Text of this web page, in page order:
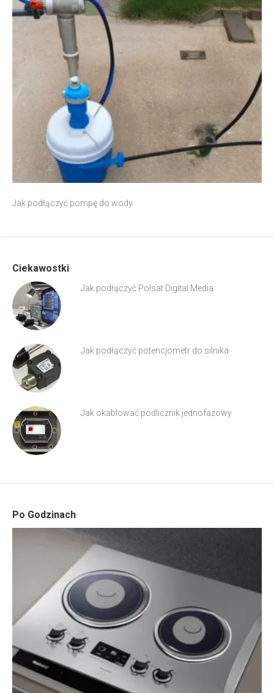
Jak podłączyć pompę do wody
Ciekawostki
Jak podłączyć Polsat Digital Media
Jak podłączyć potencjometr do silnika
Jak okablować podlicznik jednofazowy
Po Godzinach